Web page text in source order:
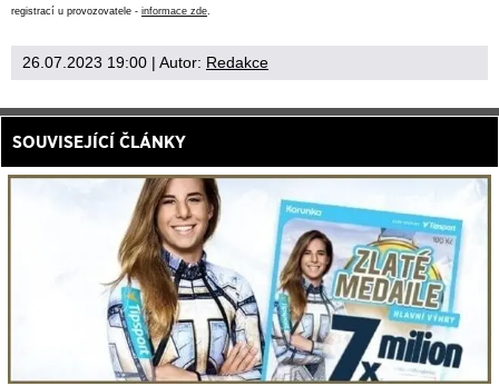
registrací u provozovatele - informace zde.
26.07.2023 19:00 | Autor: Redakce
SOUVISEJÍCÍ ČLÁNKY